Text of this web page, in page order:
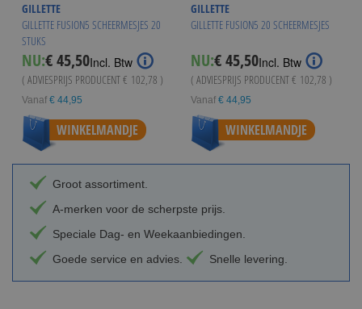
GILLETTE
GILLETTE FUSION5 SCHEERMESJES 20
STUKS
NU:€ 45,50Incl. Btw
( ADVIESPRIJS PRODUCENT€ 102,78 )
Vanaf € 44,95
WINKELMANDJE
GILLETTE
GILLETTE FUSION5 20 SCHEERMESJES
NU:€ 45,50Incl. Btw
( ADVIESPRIJS PRODUCENT€ 102,78 )
Vanaf € 44,95
WINKELMANDJE
Groot assortiment.
A-merken voor de scherpste prijs.
Speciale Dag- en Weekaanbiedingen.
Goede service en advies.
Snelle levering.